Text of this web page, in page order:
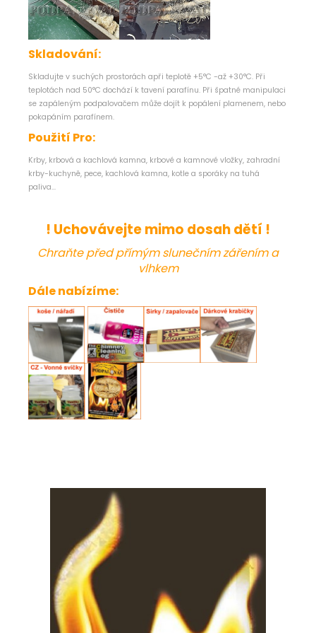
Skladování:
Skladujte v suchých prostorách apři teplotě +5°C -až +30°C. Při
teplotách nad 50°C dochází k tavení parafínu. Při špatné manipulaci
se zapáleným podpalovačem může dojít k popálení plamenem, nebo
pokapáním parafínem.
Použití Pro:
Krby, krbová a kachlová kamna, krbové a kamnové vložky, zahradní
krby-kuchyně, pece, kachlová kamna, kotle a sporáky na tuhá
paliva...
! Uchovávejte mimo dosah dětí !
Chraňte před přímým slunečním zářením a
vlhkem
Dále nabízíme: